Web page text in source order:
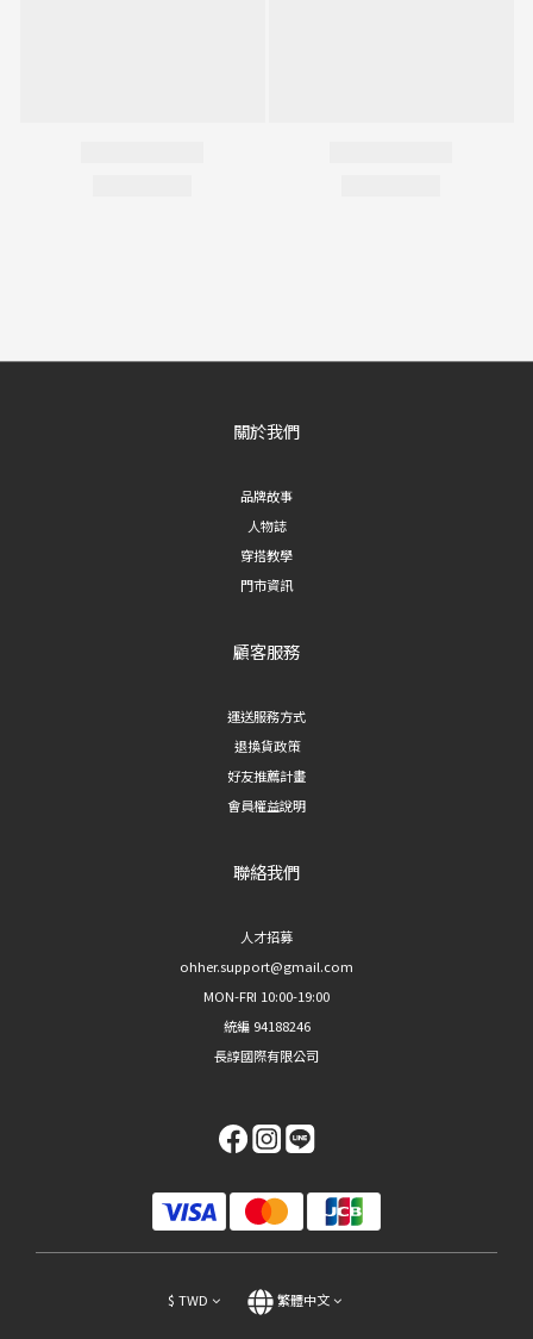
關於我們
品牌故事
人物誌
穿搭教學
門市資訊
顧客服務
運送服務方式
退換貨政策
好友推薦計畫
會員權益說明
聯絡我們
人才招募
ohher.support@gmail.com
MON-FRI 10:00-19:00
統編 94188246
長諄國際有限公司
$ TWD 繁體中文